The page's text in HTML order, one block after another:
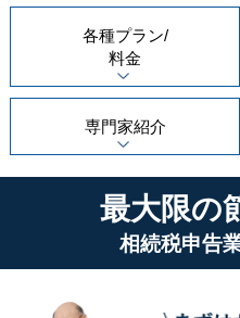
各種プラン/
料金
専門家紹介
最大限の
相続税申告